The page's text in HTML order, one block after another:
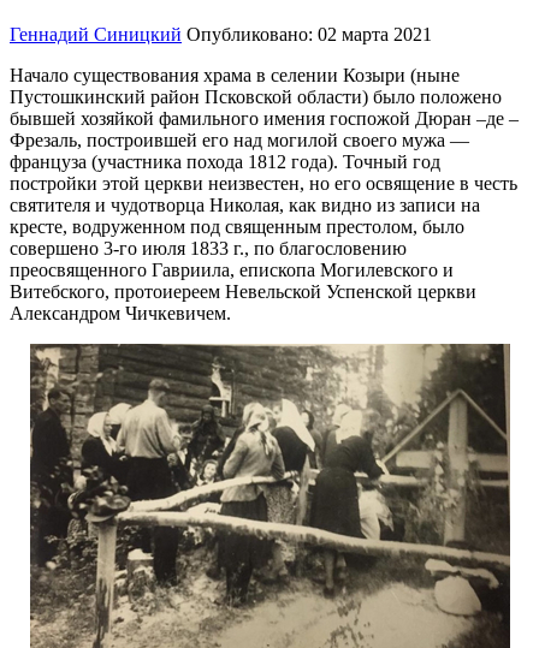
Геннадий Синицкий Опубликовано: 02 марта 2021
Начало существования храма в селении Козыри (ныне
Пустошкинский район Псковской области) было положено
бывшей хозяйкой фамильного имения госпожой Дюран –де –
Фрезаль, построившей его над могилой своего мужа —
француза (участника похода 1812 года). Точный год
постройки этой церкви неизвестен, но его освящение в честь
святителя и чудотворца Николая, как видно из записи на
кресте, водруженном под священным престолом, было
совершено 3-го июля 1833 г., по благословению
преосвященного Гавриила, епископа Могилевского и
Витебского, протоиереем Невельской Успенской церкви
Александром Чичкевичем.